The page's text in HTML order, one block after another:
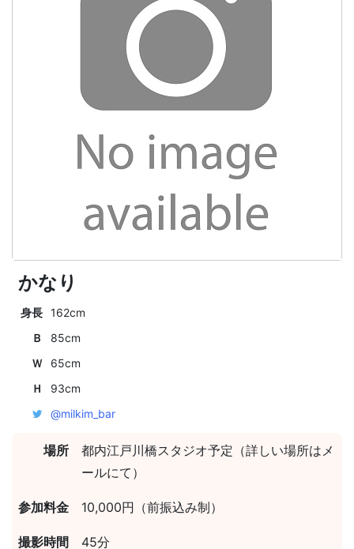
かなり
身長 162cm
Ｂ
85cm
Ｗ
65cm
Ｈ
93cm
@milkim_bar
場所
都内江戸川橋スタジオ予定（詳しい場所はメ
ールにて）
参加料金 10,000円（前振込み制）
撮影時間 45分